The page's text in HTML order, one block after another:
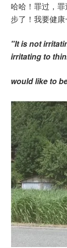
哈哈！罪过，
步了！我要健康
"It is not
irritating to
would like to